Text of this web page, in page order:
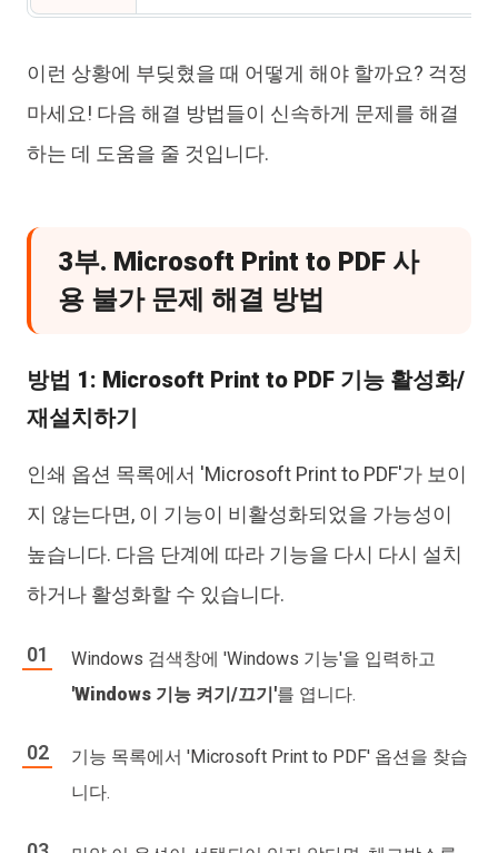
이런 상황에 부딪혔을 때 어떻게 해야 할까요? 걱정
마세요! 다음 해결 방법들이 신속하게 문제를 해결
하는 데 도움을 줄 것입니다.
3부. Microsoft Print to PDF 사
용 불가 문제 해결 방법
방법 1: Microsoft Print to PDF 기능 활성화/
재설치하기
인쇄 옵션 목록에서 'Microsoft Print to PDF'가 보이
지 않는다면, 이 기능이 비활성화되었을 가능성이
높습니다. 다음 단계에 따라 기능을 다시 다시 설치
하거나 활성화할 수 있습니다.
Windows 검색창에 'Windows 기능'을 입력하고
'Windows 기능 켜기/끄기'를 엽니다.
기능 목록에서 'Microsoft Print to PDF' 옵션을 찾습
니다.